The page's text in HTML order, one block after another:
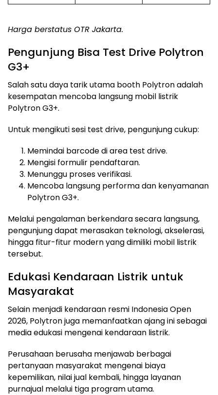
Harga berstatus OTR Jakarta.
Pengunjung Bisa Test Drive Polytron
G3+
Salah satu daya tarik utama booth Polytron adalah
kesempatan mencoba langsung mobil listrik
Polytron G3+.
Untuk mengikuti sesi test drive, pengunjung cukup:
Memindai barcode di area test drive.
Mengisi formulir pendaftaran.
Menunggu proses verifikasi.
Mencoba langsung performa dan kenyamanan
Polytron G3+.
Melalui pengalaman berkendara secara langsung,
pengunjung dapat merasakan teknologi, akselerasi,
hingga fitur-fitur modern yang dimiliki mobil listrik
tersebut.
Edukasi Kendaraan Listrik untuk
Masyarakat
Selain menjadi kendaraan resmi Indonesia Open
2026, Polytron juga memanfaatkan ajang ini sebagai
media edukasi mengenai kendaraan listrik.
Perusahaan berusaha menjawab berbagai
pertanyaan masyarakat mengenai biaya
kepemilikan, nilai jual kembali, hingga layanan
purnajual melalui tiga program utama.